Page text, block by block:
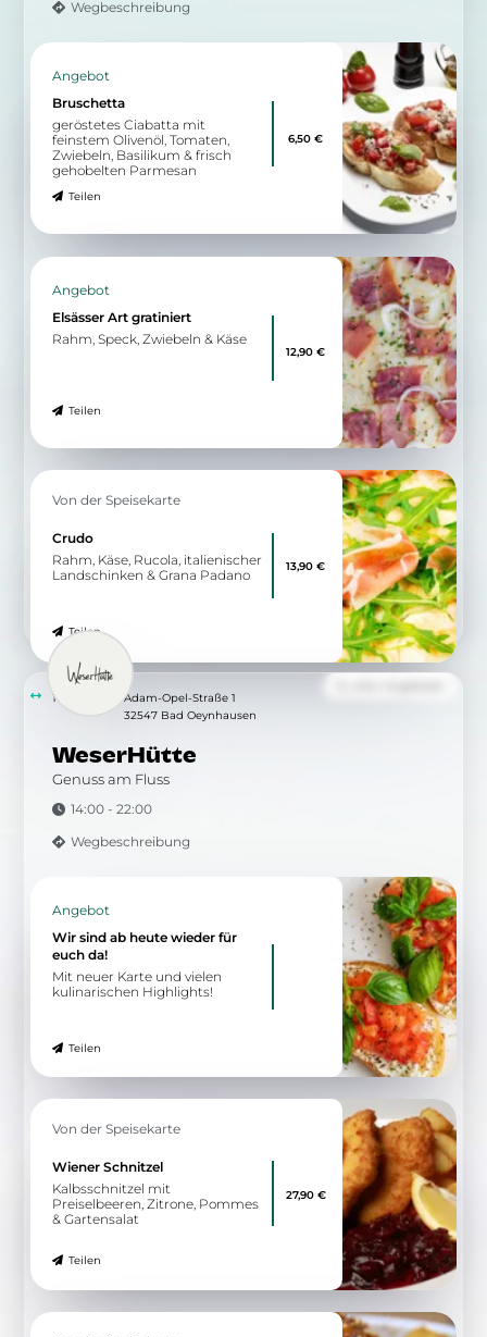
Wegbeschreibung
Angebot
Bruschetta
geröstetes Ciabatta mit
feinstem Olivenöl, Tomaten,
Zwiebeln, Basilikum & frisch
gehobelten Parmesan
Teilen
6,50 €
Angebot
Elsässer Art gratiniert
Rahm, Speck, Zwiebeln & Käse
Teilen
12,90 €
Von der Speisekarte
Crudo
Rahm, Käse, Rucola, italienischer
Landschinken & Grana Padano
Teilen
13,90 €
WeserHütte
Genuss am Fluss
14:00 - 22:00
Wegbeschreibung
10.16 km
Adam-Opel-Straße 1
32547 Bad Oeynhausen
Angebot
Wir sind ab heute wieder für
euch da!
Mit neuer Karte und vielen
kulinarischen Highlights!
Teilen
Von der Speisekarte
Wiener Schnitzel
Kalbsschnitzel mit
Preiselbeeren, Zitrone, Pommes
& Gartensalat
Teilen
27,90 €